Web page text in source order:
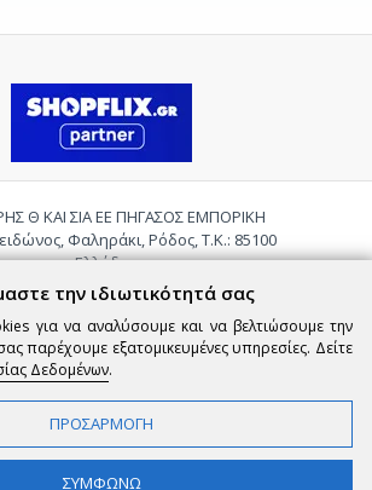
Θ ΚΑΙ ΣΙΑ ΕΕ ΠΗΓΑΣΟΣ ΕΜΠΟΡΙΚΗ
Φαληράκι, Ρόδος, Τ.Κ.: 85100
Ελλάδα
Τηλ.:2241085059
pigasosemporiki@gmail.com
την ιδιωτικότητά σας
για να αναλύσουμε και να βελτιώσουμε την
παρέχουμε εξατομικευμένες υπηρεσίες. Δείτε
Δεδομένων.
ΠΡΟΣΑΡΜΟΓΗ
ΣΥΜΦΩΝΩ